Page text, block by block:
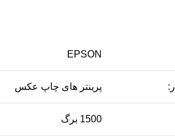
EPSON
پرینتر های چاپ عکس
1500 برگ